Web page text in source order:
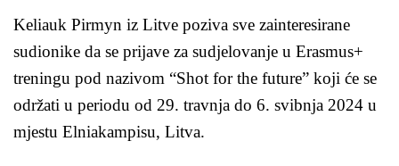
Keliauk Pirmyn iz Litve poziva sve zainteresirane
sudionike da se prijave za sudjelovanje u Erasmus+
treningu pod nazivom “Shot for the future” koji će se
održati u periodu od 29. travnja do 6. svibnja 2024 u
mjestu Elniakampisu, Litva.